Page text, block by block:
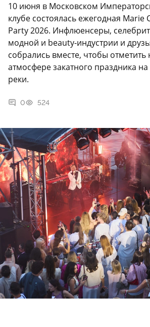
10 июня в Московском
клубе состоялась ежегодная Marie
Party 2026. Инфлюенсеры,
модной и beauty-индустрии и
собрались вместе, чтобы отметить
атмосфере закатного праздника
реки.
0 524